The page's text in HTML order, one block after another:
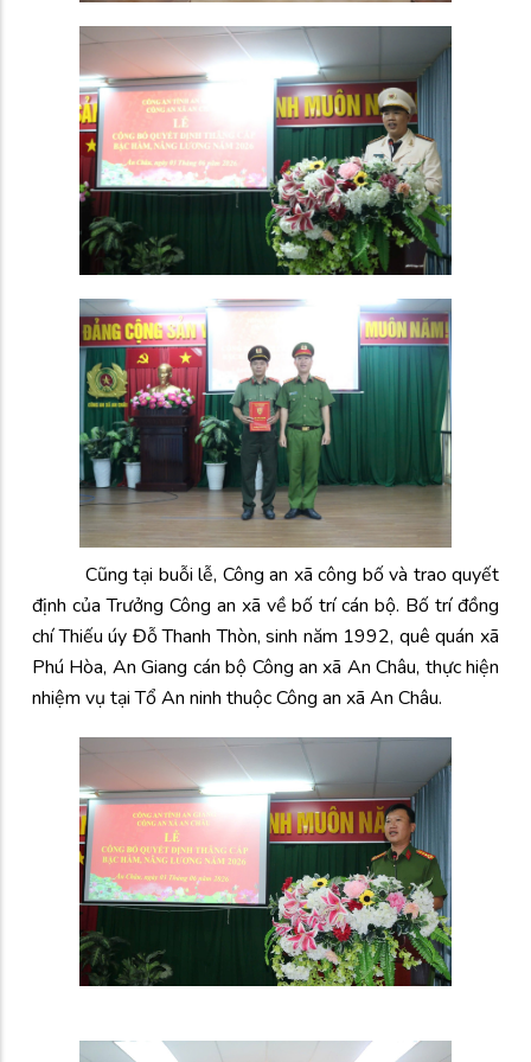
Cũng tại buỗi lễ, Công an xã công bố và trao quyết
định của Trưởng Công an xã về bố trí cán bộ. Bố trí đồng
chí Thiếu úy Đỗ Thanh Thòn, sinh năm 1992, quê quán xã
Phú Hòa, An Giang cán bộ Công an xã An Châu, thực hiện
nhiệm vụ tại Tổ An ninh thuộc Công an xã An Châu.